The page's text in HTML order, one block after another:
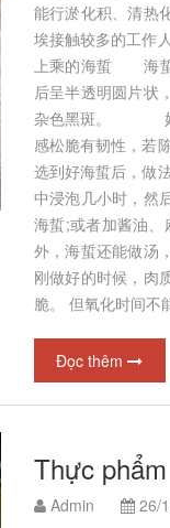
能行淤化积、清热
埃接触较多的工作
上乘的海蜇 海蜇
后呈半透明圆片状
杂色黑斑。 好的
感松脆有韧性，
选到好海蜇后，
中浸泡几小时，然
海蜇;或者加酱油
外，海蜇还能做汤
刚做好的时候，肉
脆。 但氧化时间不
Đọc thêm
Thực
Admin
26/